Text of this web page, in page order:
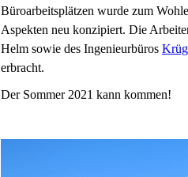
Büroarbeitsplätzen wurde zum
Aspekten neu konzipiert. Die
Helm sowie des Ingenieurbüros
erbracht.
Der Sommer 2021 kann kommen!